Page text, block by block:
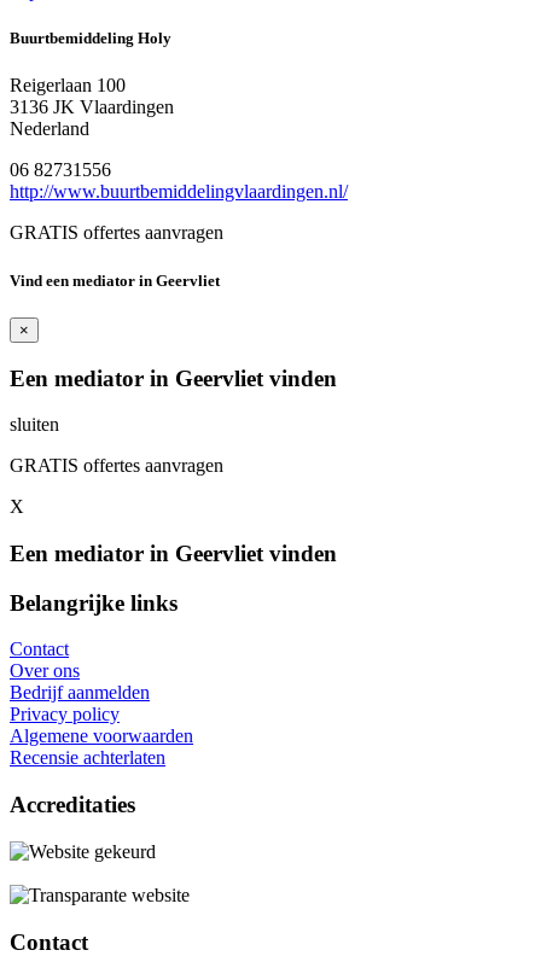
Buurtbemiddeling Holy
Reigerlaan 100
3136 JK Vlaardingen
Nederland
06 82731556
http://www.buurtbemiddelingvlaardingen.nl/
GRATIS offertes aanvragen
Vind een mediator in Geervliet
×
Een mediator in Geervliet vinden
sluiten
GRATIS offertes aanvragen
X
Een mediator in Geervliet vinden
Belangrijke links
Contact
Over ons
Bedrijf aanmelden
Privacy policy
Algemene voorwaarden
Recensie achterlaten
Accreditaties
Contact